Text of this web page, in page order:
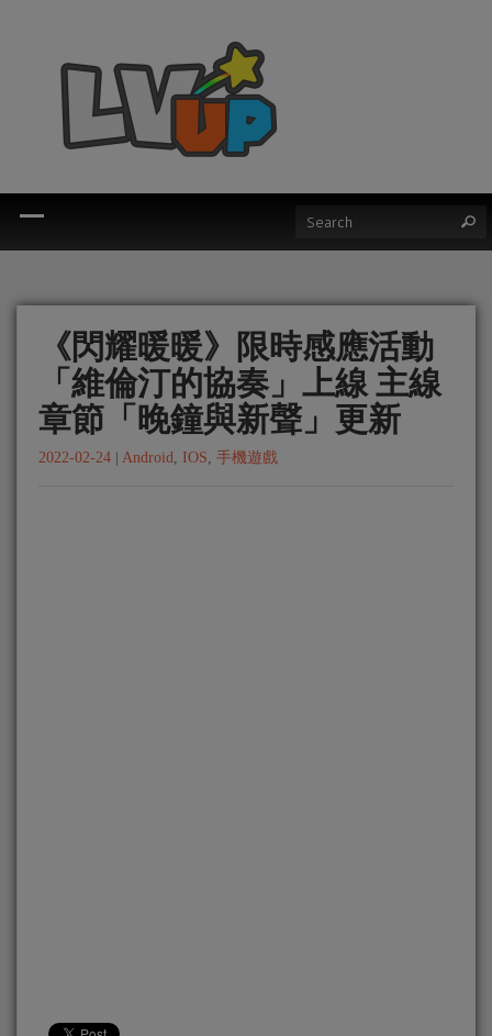
《閃耀暖暖》限時感應活動
「維倫汀的協奏」上線 主線
章節「晚鐘與新聲」更新
2022-02-24 Android, IOS, 手機遊戲